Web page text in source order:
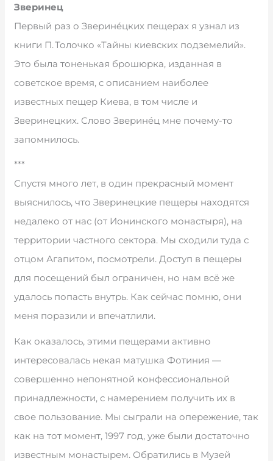
Зверинец
Первый раз о Зверинéцких пещерах я узнал из
книги П. Толочко «Тайны киевских подземелий».
Это была тоненькая брошюрка, изданная в
советское время, с описанием наиболее
известных пещер Киева, в том числе и
Зверинецких. Слово Зверинéц мне почему-то
запомнилось.
***
Спустя много лет, в один прекрасный момент
выяснилось, что Зверинецкие пещеры находятся
недалеко от нас (от Ионинского монастыря), на
территории частного сектора. Мы сходили туда с
отцом Агапитом, посмотрели. Доступ в пещеры
для посещений был ограничен, но нам всё же
удалось попасть внутрь. Как сейчас помню, они
меня поразили и впечатлили.
Как оказалось, этими пещерами активно
интересовалась некая матушка Фотиния —
совершенно непонятной конфессиональной
принадлежности, с намерением получить их в
свое пользование. Мы сыграли на опережение, так
как на тот момент, 1997 год, уже были достаточно
известным монастырем. Обратились в Музей